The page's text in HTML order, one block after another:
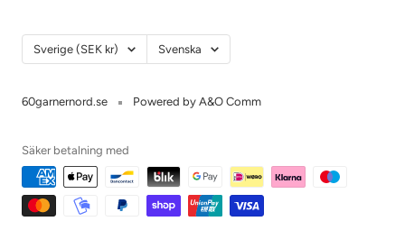
Land/Region
Sverige (SEK kr) Språk
Svenska
60garnernord.se Powered by A&O Comm
Säker betalning med